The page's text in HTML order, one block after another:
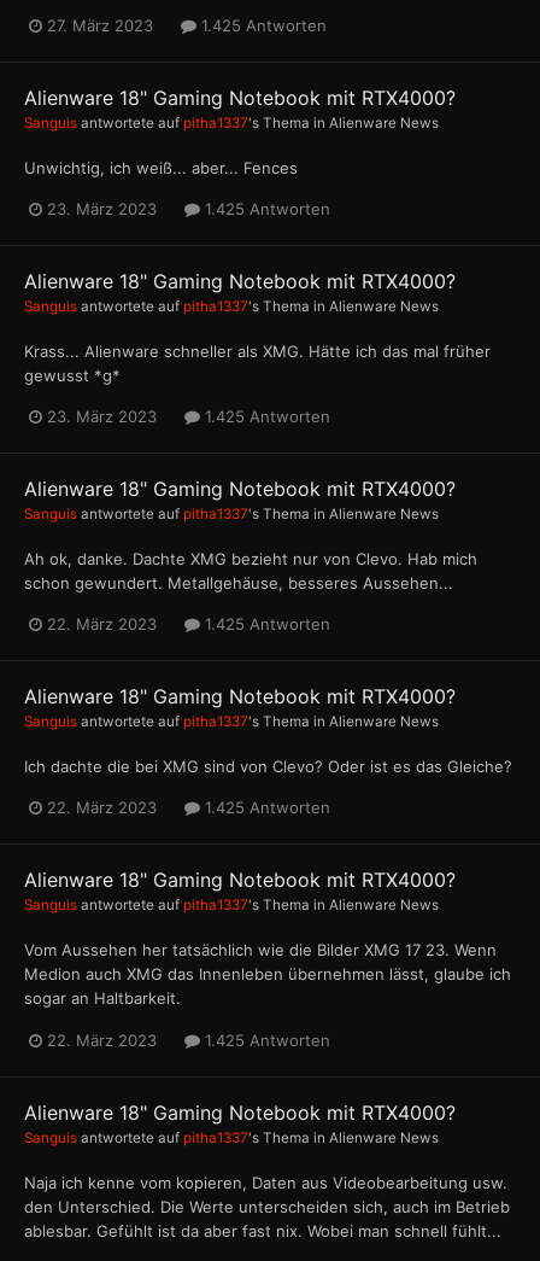
27. März 2023 1.425 Antworten
Alienware 18" Gaming Notebook mit RTX4000?
Sanguis antwortete auf pitha1337's Thema in Alienware News
Unwichtig, ich weiß... aber... Fences
23. März 2023 1.425 Antworten
Alienware 18" Gaming Notebook mit RTX4000?
Sanguis antwortete auf pitha1337's Thema in Alienware News
Krass... Alienware schneller als XMG. Hätte ich das mal früher
gewusst *g*
23. März 2023 1.425 Antworten
Alienware 18" Gaming Notebook mit RTX4000?
Sanguis antwortete auf pitha1337's Thema in Alienware News
Ah ok, danke. Dachte XMG bezieht nur von Clevo. Hab mich
schon gewundert. Metallgehäuse, besseres Aussehen...
22. März 2023 1.425 Antworten
Alienware 18" Gaming Notebook mit RTX4000?
Sanguis antwortete auf pitha1337's Thema in Alienware News
Ich dachte die bei XMG sind von Clevo? Oder ist es das Gleiche?
22. März 2023 1.425 Antworten
Alienware 18" Gaming Notebook mit RTX4000?
Sanguis antwortete auf pitha1337's Thema in Alienware News
Vom Aussehen her tatsächlich wie die Bilder XMG 17 23. Wenn
Medion auch XMG das Innenleben übernehmen lässt, glaube ich
sogar an Haltbarkeit.
22. März 2023 1.425 Antworten
Alienware 18" Gaming Notebook mit RTX4000?
Sanguis antwortete auf pitha1337's Thema in Alienware News
Naja ich kenne vom kopieren, Daten aus Videobearbeitung usw.
den Unterschied. Die Werte unterscheiden sich, auch im Betrieb
ablesbar. Gefühlt ist da aber fast nix. Wobei man schnell fühlt...